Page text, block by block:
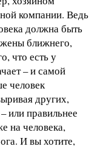
компании. Ведь
должна быть
ближнего,
что есть у
– и самой
человек
других,
или правильнее
на человека,
И вы хотите,